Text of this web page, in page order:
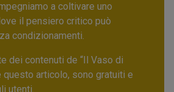
a coltivare uno
il pensiero critico può
condizionamenti.
dei contenuti de “Il Vaso di
questo articolo, sono gratuiti e
utenti.